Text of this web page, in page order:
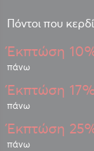
Πόντοι που
Έκπτώση
πάνω
Έκπτώση
πάνω
Έκπτώση
πάνω